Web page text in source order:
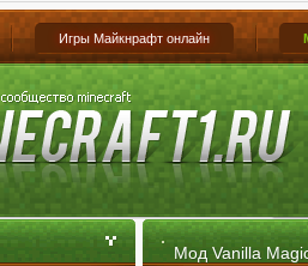
Игры Майкнрафт онлайн
Мод Vanilla